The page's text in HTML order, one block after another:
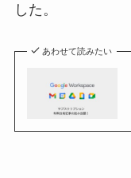
した。
あわせて読みたい